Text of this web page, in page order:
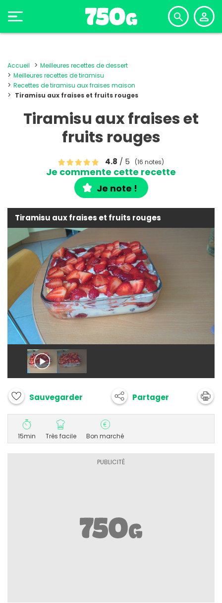
Accueil
Meilleures recettes de dessert
Meilleures recettes de tiramisu
Recettes de tiramisu aux fraises maison
Tiramisu aux fraises et fruits rouges
Tiramisu aux fraises et
fruits rouges
4.8 / 5 (16 notes)
Je commente cette recette
Je note !
Tiramisu aux fraises et fruits rouges
Sauvegarder Partager
15min Très facile Bon marché